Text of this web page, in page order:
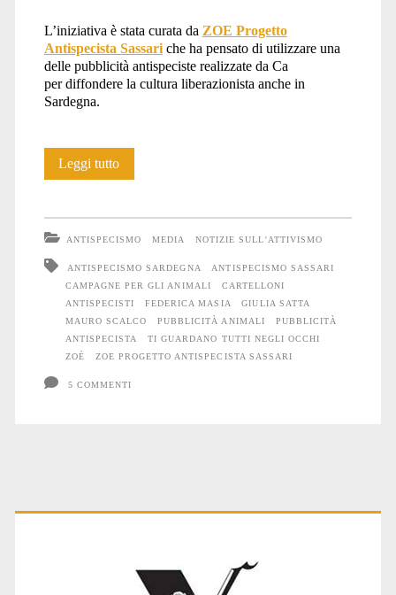
L’iniziativa è stata curata da ZOE Progetto
Antispecista Sassariche ha pensato di utilizzare una
delle pubblicità antispeciste realizzate da Ca
per diffondere la cultura liberazionista anche in
Sardegna.
Leggi tutto18
Sassari
ANTISPECISMO MEDIA NOTIZIE SULL'ATTIVISMO
ANTISPECISMO SARDEGNA
ANTISPECISMO SASSARI
CAMPAGNE PER GLI ANIMALI
CARTELLONI
ANTISPECISTI
FEDERICA MASIA
GIULIA SATTA
MAURO SCALCO
PUBBLICITÀ ANIMALI
PUBBLICITÀ
ANTISPECISTA
TI GUARDANO TUTTI NEGLI OCCHI
ZOÉ
ZOE PROGETTO ANTISPECISTA SASSARI
5 COMMENTI
Primary